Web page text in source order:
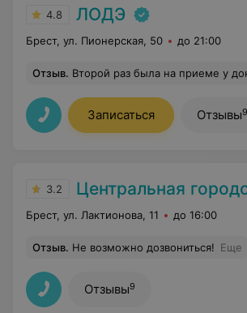
4.8 ЛОДЭ
Брест, ул. Пионерская, 50 до 21:00
Отзыв. Второй раз была на приеме у доктора Судас (проктолог). Получила ответы на все вопросы, максимально понятные рекомендации и очень
Записаться Отзывы
3.2 Центральная
Брест, ул. Лактионова, 11 до 16:00
Отзыв. Не возможно дозвониться! Еще
Отзывы9